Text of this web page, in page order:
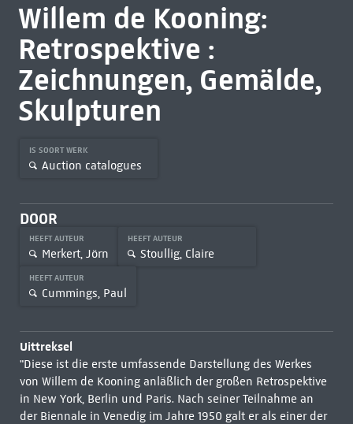
Willem de Kooning:
Retrospektive :
Zeichnungen, Gemälde,
Skulpturen
IS SOORT WERK
Auction catalogues
DOOR
HEEFT AUTEUR
Merkert, Jörn
HEEFT AUTEUR
Stoullig, Claire
HEEFT AUTEUR
Cummings, Paul
Uittreksel
"Diese ist die erste umfassende Darstellung des Werkes
von Willem de Kooning anläßlich der großen Retrospektive
in New York, Berlin und Paris. Nach seiner Teilnahme an
der Biennale in Venedig im Jahre 1950 galt er als einer der